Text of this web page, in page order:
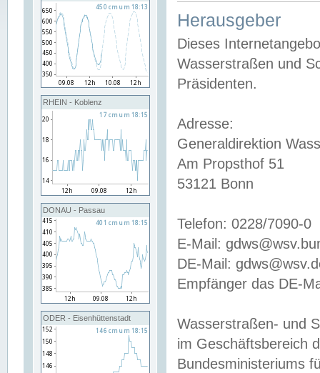
RHEIN - Koblenz
DONAU - Passau
ODER - Eisenhüttenstadt
Herausgeber
Dieses
Wasserstraßen und
Präsidenten.
Adresse:
Generaldirektion
Am Propsthof 51
53121 Bonn
Telefon: 0228/7090-0
E-Mail:
DE-Mail:
Empfänger das DE-
Wasserstraßen- und
im Geschäftsbereich
Bundesministeriums